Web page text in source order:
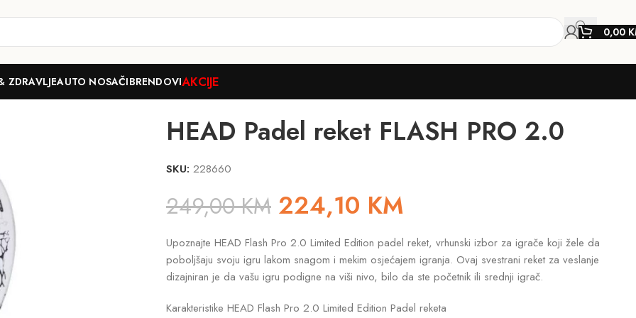
0,00
ZDRAVLJEAUTO NOSAČIBRENDOVIAKCIJE
HEAD Padel reket FLASH PRO 2.0
SKU: 228660
249,00KM 224,10 KM
Upoznajte HEAD Flash Pro 2.0 Limited Edition padel reket, vrhunski izbor za igrače koji žele da
poboljšaju svoju igru ​​lakom snagom i mekim osjećajem igranja. Ovaj svestrani reket za veslanje
dizajniran je da vašu igru ​​podigne na viši nivo, bilo da ste početnik ili srednji igrač.
Karakteristike HEAD Flash Pro 2.0 Limited Edition Padel reketa